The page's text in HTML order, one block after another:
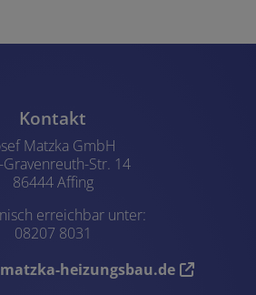
Kontakt
Matzka GmbH
Gravenreuth-Str. 14
86444 Affing
erreichbar unter:
08207 8031
heizungsbau.de